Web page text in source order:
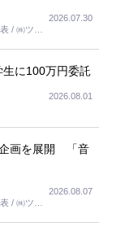
/ ㈱ツー
2026.07.30
に100万円委託
2026.08.01
画を展開 「音
/ ㈱ツー
2026.08.07